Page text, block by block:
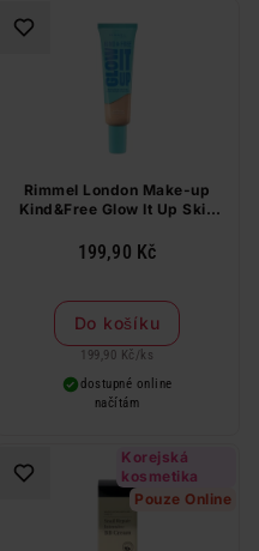
Rimmel London Make-up
Kind&Free Glow It Up Skin
199,90 Kč
Do košíku
199,90 Kč / ks
dostupné online
načítám
Korejská
kosmetika
Pouze Online